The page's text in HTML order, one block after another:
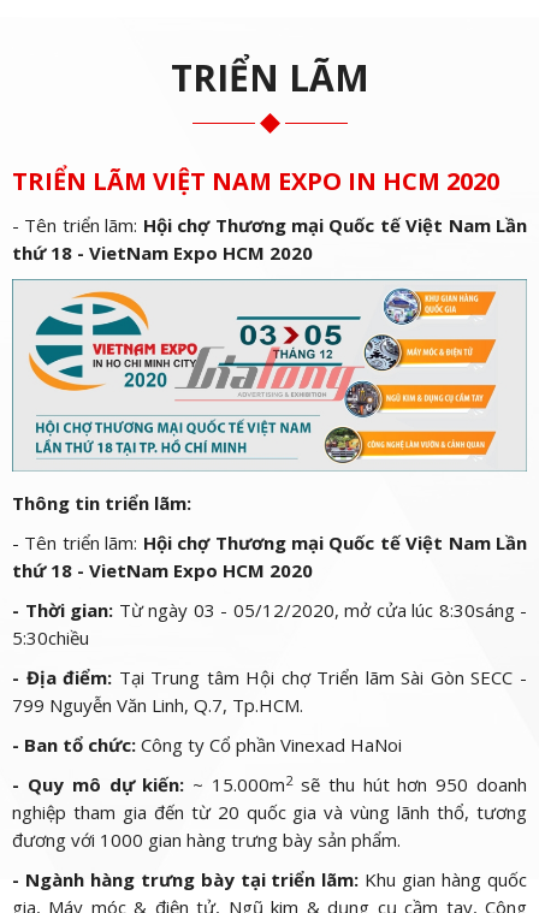
TRIỂN LÃM
TRIỂN LÃM VIỆT NAM EXPO IN HCM 2020
- Tên triển lãm: Hội chợ Thương mại Quốc tế Việt Nam Lần
thứ 18 - VietNam Expo HCM 2020
Thông tin triển lãm:
- Tên triển lãm: Hội chợ Thương mại Quốc tế Việt Nam Lần
thứ 18 - VietNam Expo HCM 2020
- Thời gian: Từ ngày 03 - 05/12/2020, mở cửa lúc 8:30sáng -
5:30chiều
- Địa điểm: Tại Trung tâm Hội chợ Triển lãm Sài Gòn SECC -
799 Nguyễn Văn Linh, Q.7, Tp.HCM.
- Ban tổ chức: Công ty Cổ phần Vinexad HaNoi
- Quy mô dự kiến: ~ 15.000m2sẽ thu hút hơn 950 doanh
nghiệp tham gia đến từ 20 quốc gia và vùng lãnh thổ, tương
đương với 1000 gian hàng trưng bày sản phẩm.
- Ngành hàng trưng bày tại triển lãm: Khu gian hàng quốc
gia, Máy móc & điện tử, Ngũ kim & dụng cụ cầm tay, Công